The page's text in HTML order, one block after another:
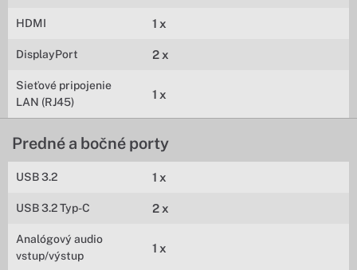
HDMI 1 x
DisplayPort 2 x
Sieťové pripojenie
LAN (RJ45)
1 x
Predné a bočné porty
USB 3.2 1 x
USB 3.2 Typ-C 2 x
Analógový audio
vstup/výstup
1 x